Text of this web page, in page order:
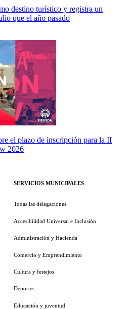
destino turístico y registra un
que el año pasado
el plazo de inscripción para la II
2026
SERVICIOS MUNICIPALES
Todas las delegaciones
Accesibilidad Universal e Inclusión
Administración y Hacienda
Comercio y Emprendimiento
Cultura y festejos
Deportes
Educación y juventud